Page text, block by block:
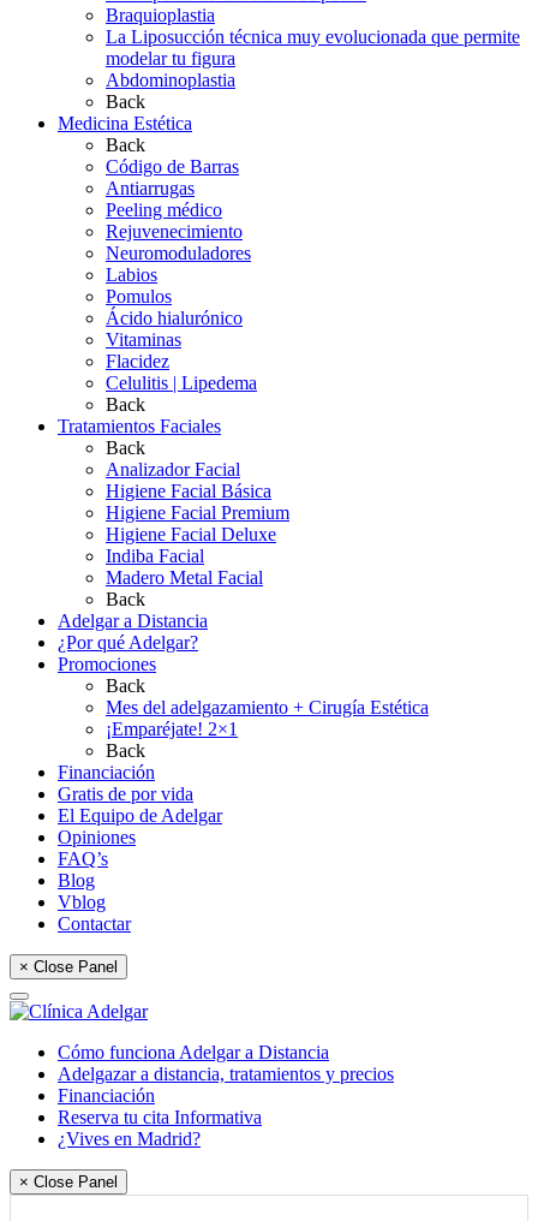
Braquioplastia
La Liposucción técnica muy evolucionada que permite
modelar tu figura
Abdominoplastia
Back
Medicina Estética
Back
Código de Barras
Antiarrugas
Peeling médico
Rejuvenecimiento
Neuromoduladores
Labios
Pomulos
Ácido hialurónico
Vitaminas
Flacidez
Celulitis | Lipedema
Back
Tratamientos Faciales
Back
Analizador Facial
Higiene Facial Básica
Higiene Facial Premium
Higiene Facial Deluxe
Indiba Facial
Madero Metal Facial
Back
Adelgar a Distancia
¿Por qué Adelgar?
Promociones
Back
Mes del adelgazamiento + Cirugía Estética
¡Emparéjate! 2×1
Back
Financiación
Gratis de por vida
El Equipo de Adelgar
Opiniones
FAQ’s
Blog
Vblog
Contactar
× Close Panel
Cómo funciona Adelgar a Distancia
Adelgazar a distancia, tratamientos y precios
Financiación
Reserva tu cita Informativa
¿Vives en Madrid?
× Close Panel